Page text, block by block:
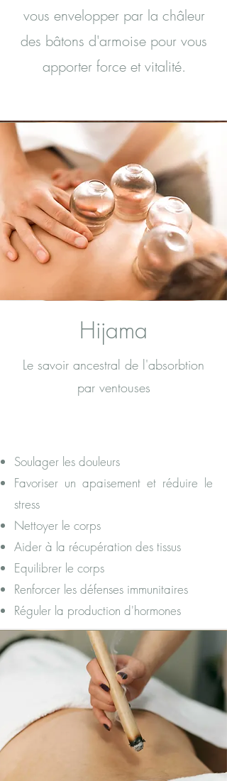
vous envelopper par la châleur
des bâtons d'armoise pour vous
apporter force et vitalité.
Hijama
Le savoir ancestral de l'absorbtion
par ventouses
Soulager les douleurs
Favoriser un apaisement et réduire le
stress
Nettoyer le corps
Aider à la récupération des tissus
Equilibrer le corps
Renforcer les défenses immunitaires
Réguler la production d'hormones